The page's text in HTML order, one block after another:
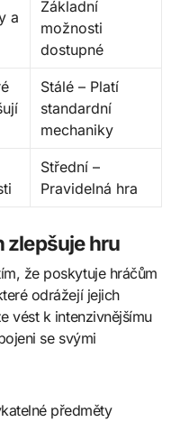
a
Základní
možnosti
dostupné
Stálé – Platí
standardní
mechaniky
Střední –
Pravidelná hra
zlepšuje hru
že poskytuje hráčům
odrážejí jejich
vést k intenzivnějšímu
se svými
předměty